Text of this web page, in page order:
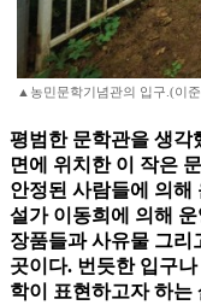
▲농민문학기념관의 입구.(이
평범한 문학관을 생각
면에 위치한 이 작은
안정된 사람들에 의해
설가 이동희에 의해
장품들과 사유물 그리
곳이다. 번듯한 입구
학이 표현하고자 하는